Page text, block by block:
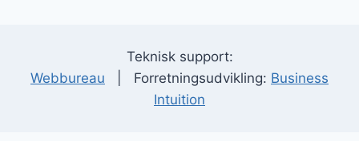
Teknisk support:
Webbureau | Forretningsudvikling: Business
Intuition